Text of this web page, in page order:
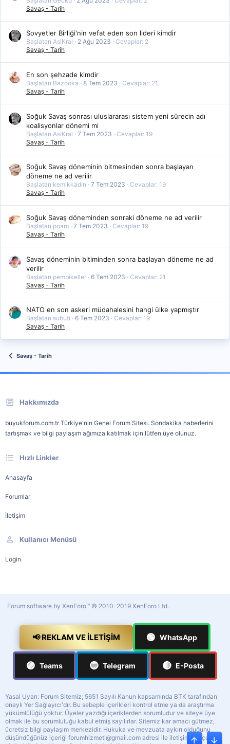
Savaş - Tarih
Sovyetler Birliği'nin vefat eden son lideri kimdir
Başlatan AsiKral 2 Ağu 2023
Cevaplar: 2
Savaş - Tarih
En son şehzade kimdir
Başlatan Bazooka 8 Tem 2023
Cevaplar: 21
Savaş - Tarih
Soğuk Savaş sonrası uluslararası sistem yeni sürecin adı
koalisyonlar dönemi mi
Başlatan AsiKral 7 Tem 2023
Cevaplar: 19
Savaş - Tarih
Soğuk Savaş döneminin bitmesinden sonra başlayan
döneme ne ad verilir
Başlatan kemikkadin 7 Tem 2023
Cevaplar: 19
Savaş - Tarih
Soğuk Savaş döneminden sonraki döneme ne ad verilir
Başlatan poam 7 Tem 2023
Cevaplar: 19
Savaş - Tarih
Savaş döneminin bitiminden sonra başlayan döneme ne ad
verilir
Başlatan pembikeller 6 Tem 2023
Cevaplar: 21
Savaş - Tarih
NATO en son askeri müdahalesini hangi ülke yapmıştır
Başlatan subuti 6 Tem 2023
Cevaplar: 19
Savaş - Tarih
Savaş - Tarih
Hakkımızda
buyukforum.com.tr Türkiye'nin Genel Forum Sitesi. Sondakika haberlerini
tartışmak ve bilgi paylaşım ağımıza katılmak için lütfen üye olunuz.
Hızlı Linkler
Anasayfa
Forumlar
İletişim
Kullanıcı Menüsü
Login
Forum software by XenForo™ © 2010-2019 XenForo Ltd.
📢 REKLAM VE İLETIŞIM 🟢 WhatsApp
🟣 Teams 🔵 Telegram 🔴 E-Posta
Yasal Uyarı: Forum Sitemiz; 5651 Sayılı Kanun kapsamında BTK tarafından
onaylı Yer Sağlayıcı'dır. Bu sebeple içerikleri kontrol etme ya da araştırma
yükümlülüğü yoktur. Üyeler yazdığı içeriklerden sorumludur ve siteye üye
olmak ile bu sorumluluğu kabul etmiş sayılırlar. Sitemiz kar amacı gütmez,
ücretsiz bilgi paylaşım merkezidir. Hukuka ve mevzuata aykırı olduğunu
düşündüğünüz içeriği forumhizmeti@gmail.com adresi ile iletişime geçerek